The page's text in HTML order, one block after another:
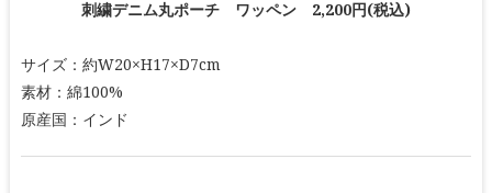
刺繍デニム丸ポーチ ワッペン 2,200円(税込)
サイズ：約W20×H17×D7cm
素材：綿100%
原産国：インド